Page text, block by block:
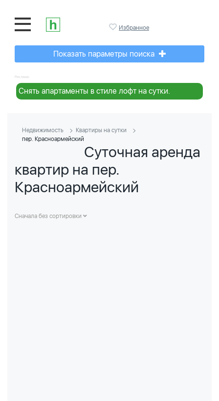
Избранное
Показать параметры поиска
Реклама:
Снять апартаменты в стиле лофт на сутки.
Недвижимость
Квартиры на сутки
пер. Красноармейский
Суточная аренда
квартир на пер.
Красноармейский
Сначала без сортировки